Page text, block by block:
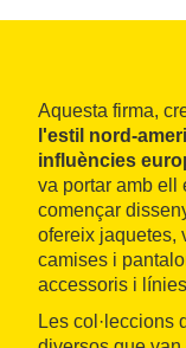
Aquesta firma,
l'estil nord-
influències
va portar amb ell
començar
ofereix jaquetes,
camises i
accessoris i
Les col·leccions